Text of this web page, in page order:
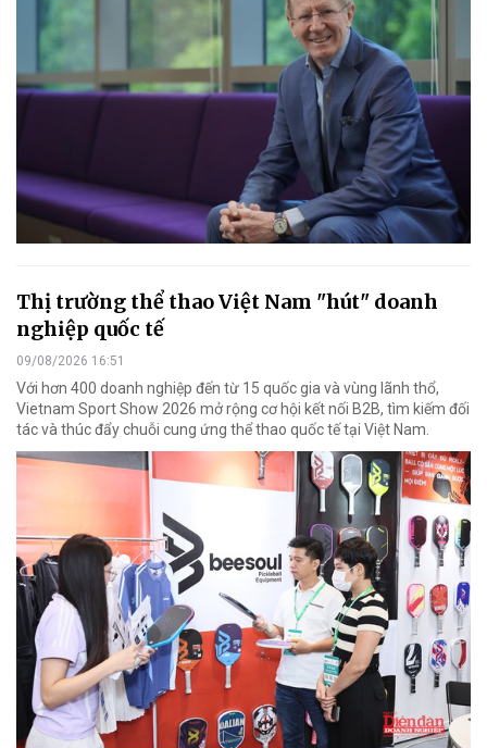
Thị trường thể thao Việt Nam "hút" doanh
nghiệp quốc tế
09/08/2026 16:51
Với hơn 400 doanh nghiệp đến từ 15 quốc gia và vùng lãnh thổ,
Vietnam Sport Show 2026 mở rộng cơ hội kết nối B2B, tìm kiếm đối
tác và thúc đẩy chuỗi cung ứng thể thao quốc tế tại Việt Nam.